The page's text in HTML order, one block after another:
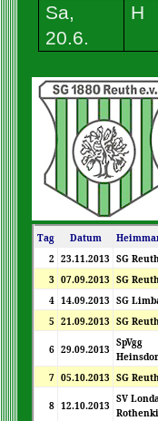
Sa,
20.6.
H
Tag Datum
2 23.11.2013 SG
3 07.09.2013 SG
4 14.09.2013 SG
5 21.09.2013 SG
6 29.09.2013
SpVgg
7 05.10.2013 SG
8 12.10.2013
SV